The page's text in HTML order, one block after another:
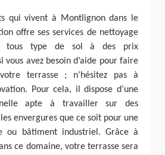
qui vivent à Montlignon dans le
offre ses services de nettoyage
tous type de sol à des prix
vous avez besoin d’aide pour faire
terrasse ; n’hésitez pas à
Pour cela, il dispose d’une
apte à travailler sur des
envergures que ce soit pour une
ou bâtiment industriel. Grâce à
ce domaine, votre terrasse sera